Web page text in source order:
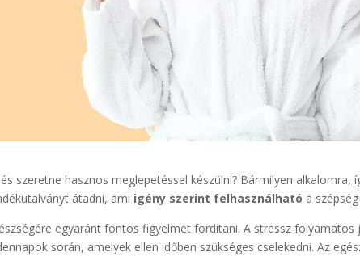
szeretne hasznos meglepetéssel készülni? Bármilyen alkalomra,
átadni, ami igény szerint felhasználható a
egyaránt fontos figyelmet fordítani. A stressz
során, amelyek ellen időben szükséges cselekedni. Az